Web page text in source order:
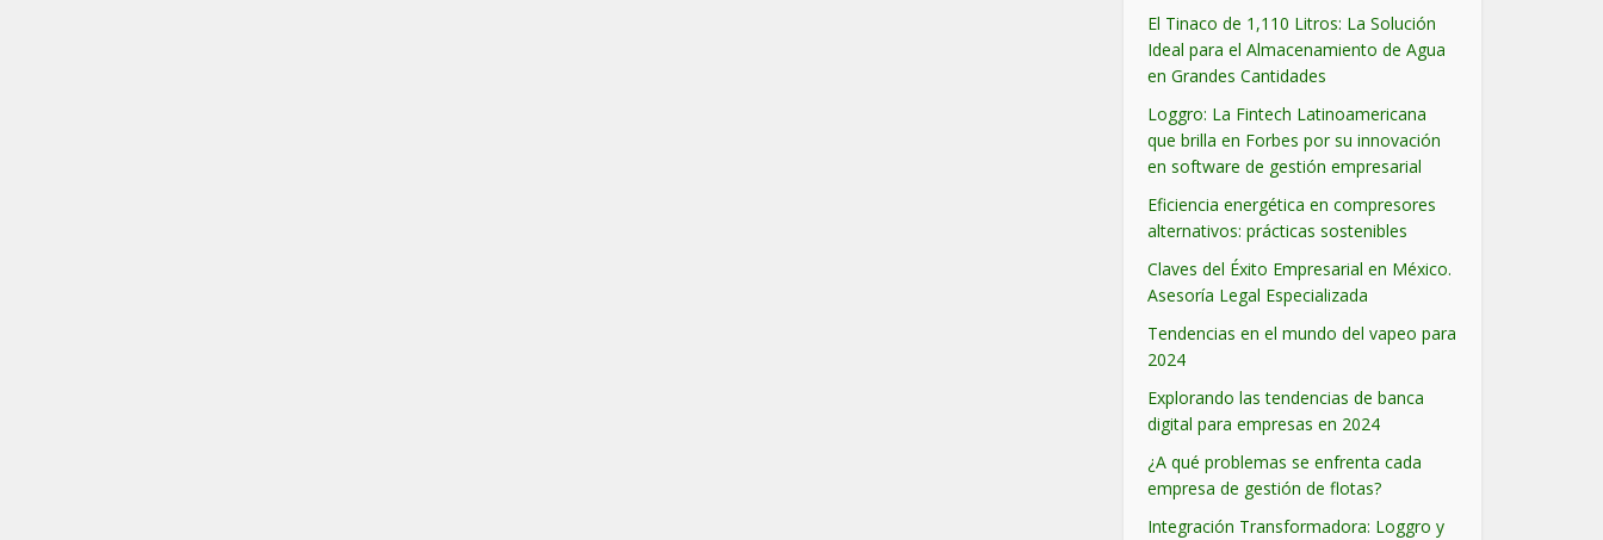
El Tinaco de 1,110 Litros: La Solución
Ideal para el Almacenamiento de Agua
en Grandes Cantidades
Loggro: La Fintech Latinoamericana
que brilla en Forbes por su innovación
en software de gestión empresarial
Eficiencia energética en compresores
alternativos: prácticas sostenibles
Claves del Éxito Empresarial en México.
Asesoría Legal Especializada
Tendencias en el mundo del vapeo para
2024
Explorando las tendencias de banca
digital para empresas en 2024
¿A qué problemas se enfrenta cada
empresa de gestión de flotas?
Integración Transformadora: Loggro y